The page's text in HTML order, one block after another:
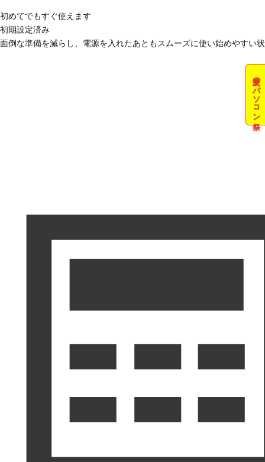
夏のパソコン祭
初めてでもすぐ使えます
初期設定済み
面倒な準備を減らし、電源を入れたあともスムーズに使い始めやすい